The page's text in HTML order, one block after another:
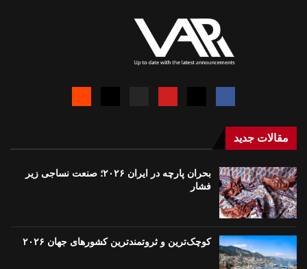
مقالات جدید
بحران پارچه در ایران ۲۰۲۶؛ صنعت نساجی زیر
فشار
کوچک‌ترین و ثروتمندترین کشورهای جهان ۲۰۲۶